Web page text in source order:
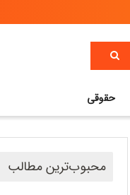
حقوقی
محبوب‌ترین مطالب